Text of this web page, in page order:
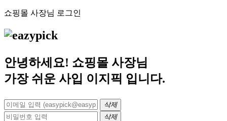
쇼핑몰 사장님 로그인
안녕하세요! 쇼핑몰 사장님
가장 쉬운 사입 이지픽 입니다.
삭제
삭제